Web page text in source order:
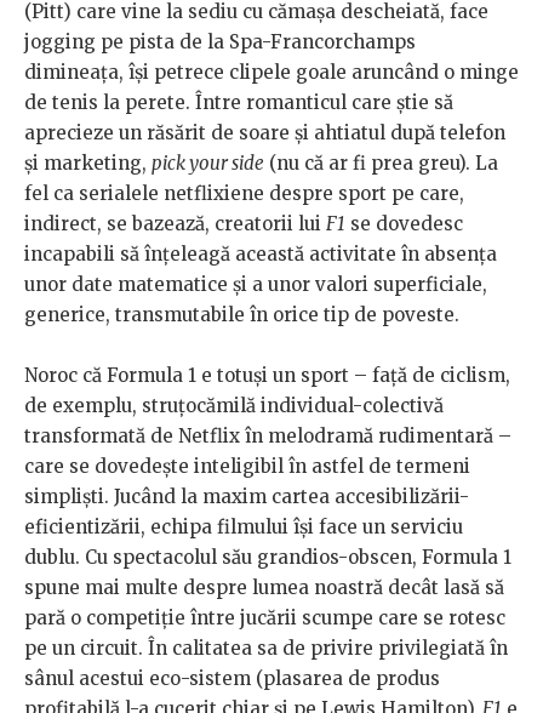
(Pitt) care vine la sediu cu cămașa descheiată, face
jogging pe pista de la Spa-Francorchamps
dimineața, își petrece clipele goale aruncând o minge
de tenis la perete. Între romanticul care știe să
aprecieze un răsărit de soare și ahtiatul după telefon
și marketing, pick your side (nu că ar fi prea greu). La
fel ca serialele netflixiene despre sport pe care,
indirect, se bazează, creatorii lui F1 se dovedesc
incapabili să înțeleagă această activitate în absența
unor date matematice și a unor valori superficiale,
generice, transmutabile în orice tip de poveste.
Noroc că Formula 1 e totuși un sport – față de ciclism,
de exemplu, struțocămilă individual-colectivă
transformată de Netflix în melodramă rudimentară –
care se dovedește inteligibil în astfel de termeni
simpliști. Jucând la maxim cartea accesibilizării-
eficientizării, echipa filmului își face un serviciu
dublu. Cu spectacolul său grandios-obscen, Formula 1
spune mai multe despre lumea noastră decât lasă să
pară o competiție între jucării scumpe care se rotesc
pe un circuit. În calitatea sa de privire privilegiată în
sânul acestui eco-sistem (plasarea de produs